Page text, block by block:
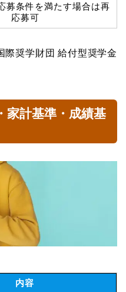
募条件を満たす場合は再
応募可
際奨学財団 給付型奨学金
家計基準・成績基
内容